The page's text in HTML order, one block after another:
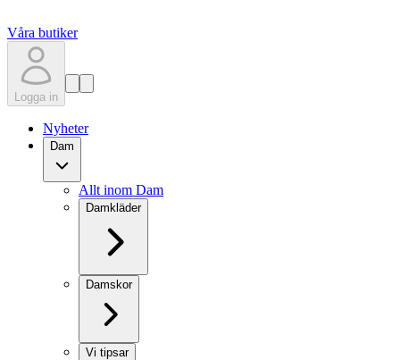
Våra butiker
Logga in
Nyheter
Dam
Allt inom Dam
Damkläder
Damskor
Vi tipsar